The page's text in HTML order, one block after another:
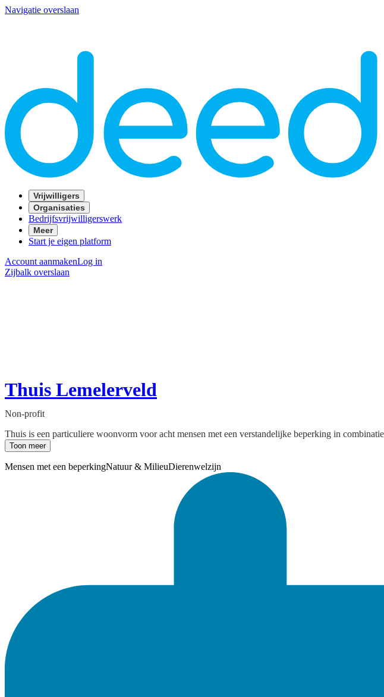
Navigatie overslaan
Vrijwilligers
Organisaties
Bedrijfsvrijwilligerswerk
Meer
Start je eigen platform
Account aanmakenLog in
Zijbalk overslaan
Thuis Lemelerveld
Non-profit
Thuis is een particuliere woonvorm voor acht mensen met een verstandelijke beperking in
Toon meer
Mensen met een beperkingNatuur & MilieuDierenwelzijn